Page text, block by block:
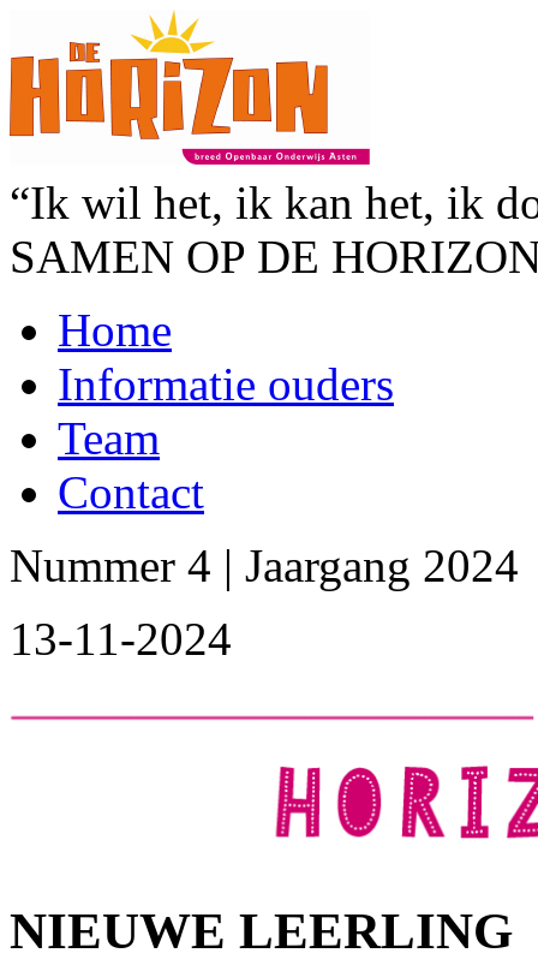
“Ik wil het, ik kan het, ik
SAMEN OP DE
Home
Informatie ouders
Team
Contact
Nummer 4 | Jaargang 2024
13-11-2024
NIEUWE LEERLING